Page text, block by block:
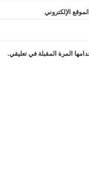
الموقع الإلكتروني
المرة المقبلة في تعليقي.